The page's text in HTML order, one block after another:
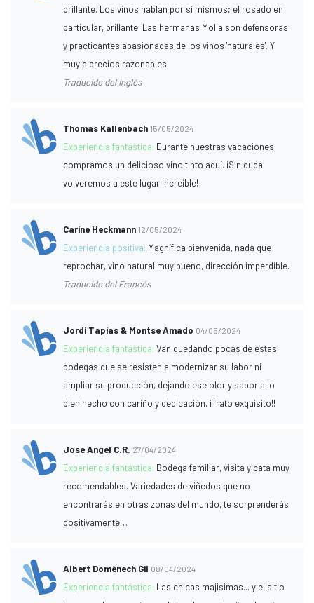
brillante. Los vinos hablan por sí mismos; el rosado en
particular, brillante. Las hermanas Molla son defensoras
y practicantes apasionadas de los vinos 'naturales'. Y
muy a precios razonables.
Traducido del Inglés
Thomas Kallenbach 15/05/2024
Experiencia fantástica: Durante nuestras vacaciones
compramos un delicioso vino tinto aquí. ¡Sin duda
volveremos a este lugar increíble!
Carine Heckmann 12/05/2024
Experiencia positiva: Magnífica bienvenida, nada que
reprochar, vino natural muy bueno, dirección imperdible.
Traducido del Francés
Jordi Tapias & Montse Amado 04/05/2024
Experiencia fantástica:Van quedando pocas de estas
bodegas que se resisten a modernizar su labor ni
ampliar su producción, dejando ese olor y sabor a lo
bien hecho con cariño y dedicación. ¡Trato exquisito!!
Jose Angel C.R. 27/04/2024
Experiencia fantástica: Bodega familiar, visita y cata muy
recomendables. Variedades de viñedos que no
encontrarás en otras zonas del mundo, te sorprenderás
positivamente…
Albert Domènech Gil 08/04/2024
Experiencia fantástica: Las chicas majisimas... y el sitio